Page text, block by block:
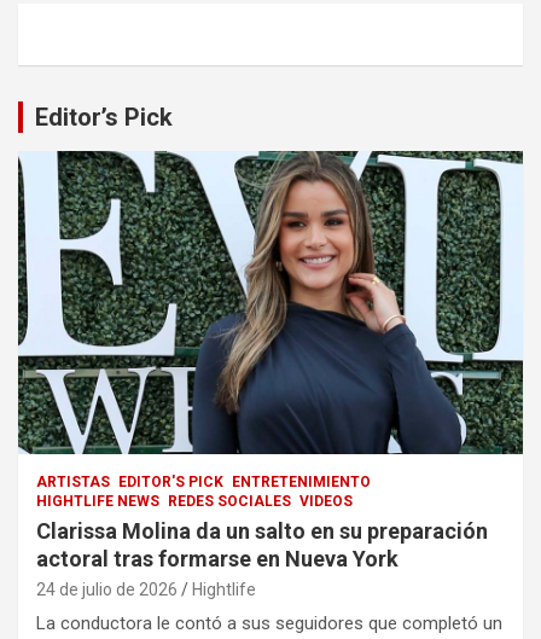
Editor’s Pick
ARTISTAS EDITOR'S PICK ENTRETENIMIENTO
HIGHTLIFE NEWS REDES SOCIALES VIDEOS
Clarissa Molina da un salto en su preparación
actoral tras formarse en Nueva York
24 de julio de 2026 Hightlife
La conductora le contó a sus seguidores que completó un